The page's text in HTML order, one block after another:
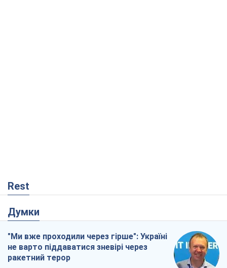
Rest
Думки
"Ми вже проходили через гірше": Україні
не варто піддаватися зневірі через
ракетний терор